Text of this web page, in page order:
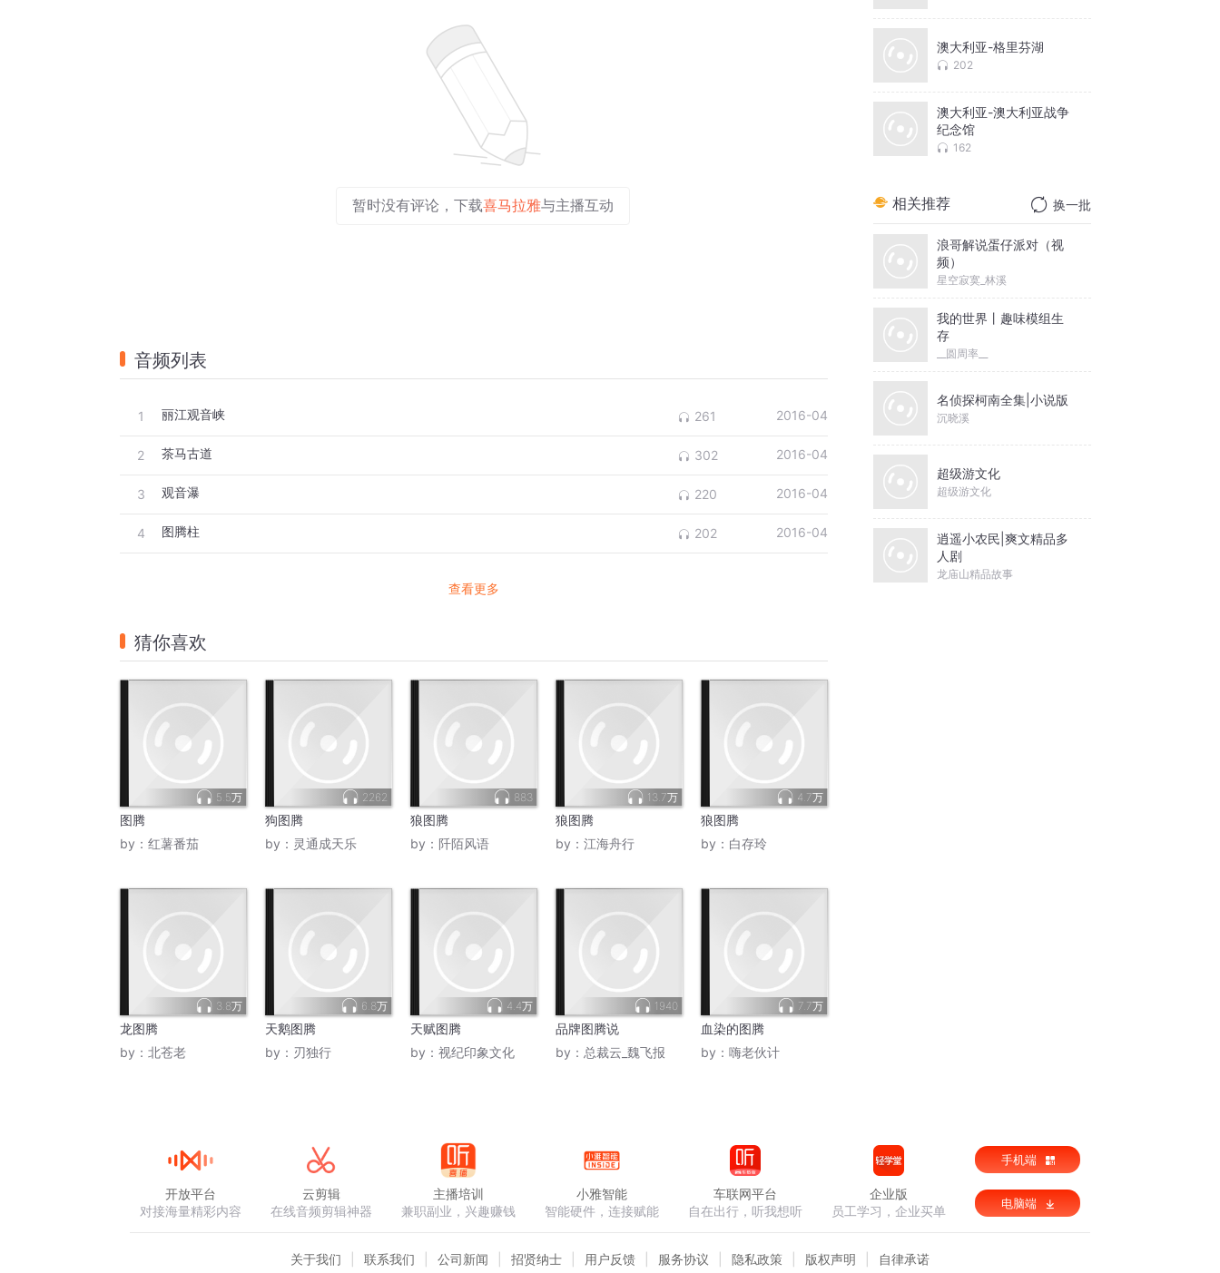
暂时没有评论，下载喜马拉雅与主播互动
音频列表
1 丽江观音峡 261 2016-04
2 茶马古道 302 2016-04
3 观音瀑 220 2016-04
4 图腾柱 202 2016-04
查看更多
猜你喜欢
5.5万
图腾
by： 红薯番茄
2262
狗图腾
by： 灵通成天乐
883
狼图腾
by： 阡陌风语
13.7万
狼图腾
by： 江海舟行
4.7万
狼图腾
by： 白存玲
3.8万
龙图腾
by： 北苍老
6.8万
天鹅图腾
by： 刃独行
4.4万
天赋图腾
by： 视纪印象文化
1940
品牌图腾说
by： 总裁云_魏飞报
7.7万
血染的图腾
by： 嗨老伙计
澳大利亚-格里芬湖
202
澳大利亚-澳大利亚战争
纪念馆
162
相关推荐 换一批
浪哥解说蛋仔派对（视
频）
星空寂寞_林溪
我的世界丨趣味模组生
存
__圆周率__
名侦探柯南全集|小说版
沉晓溪
超级游文化
超级游文化
逍遥小农民|爽文精品多
人剧
龙庙山精品故事
开放平台
对接海量精彩内容
云剪辑
在线音频剪辑神器
主播培训
兼职副业，兴趣赚钱
小雅智能
智能硬件，连接赋能
车联网平台
自在出行，听我想听
企业版
员工学习，企业买单
手机端
电脑端
关于我们 联系我们 公司新闻 招贤纳士 用户反馈 服务协议 隐私政策 版权声明 自律承诺